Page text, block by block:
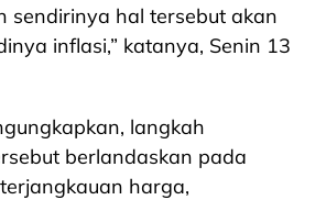
sendirinya hal tersebut akan
inflasi,” katanya, Senin 13
langkah
berlandaskan pada
harga,